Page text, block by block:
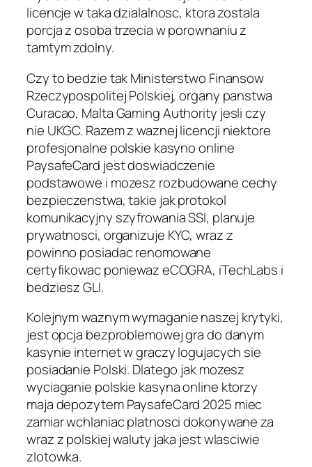
licencje w taka dzialalnosc, ktora zostala
porcja z osoba trzecia w porownaniu z
tamtym zdolny.
Czy to bedzie tak Ministerstwo Finansow
Rzeczypospolitej Polskiej, organy panstwa
Curacao, Malta Gaming Authority jesli czy
nie UKGC. Razem z waznej licencji niektore
profesjonalne polskie kasyno online
PaysafeCard jest doswiadczenie
podstawowe i mozesz rozbudowane cechy
bezpieczenstwa, takie jak protokol
komunikacyjny szyfrowania SSl, planuje
prywatnosci, organizuje KYC, wraz z
powinno posiadac renomowane
certyfikowac poniewaz eCOGRA, iTechLabs i
bedziesz GLI.
Kolejnym waznym wymaganie naszej krytyki,
jest opcja bezproblemowej gra do danym
kasynie internet w graczy logujacych sie
posiadanie Polski. Dlatego jak mozesz
wyciaganie polskie kasyna online ktorzy
maja depozytem PaysafeCard 2025 miec
zamiar wchlaniac platnosci dokonywane za
wraz z polskiej waluty jaka jest wlasciwie
zlotowka.